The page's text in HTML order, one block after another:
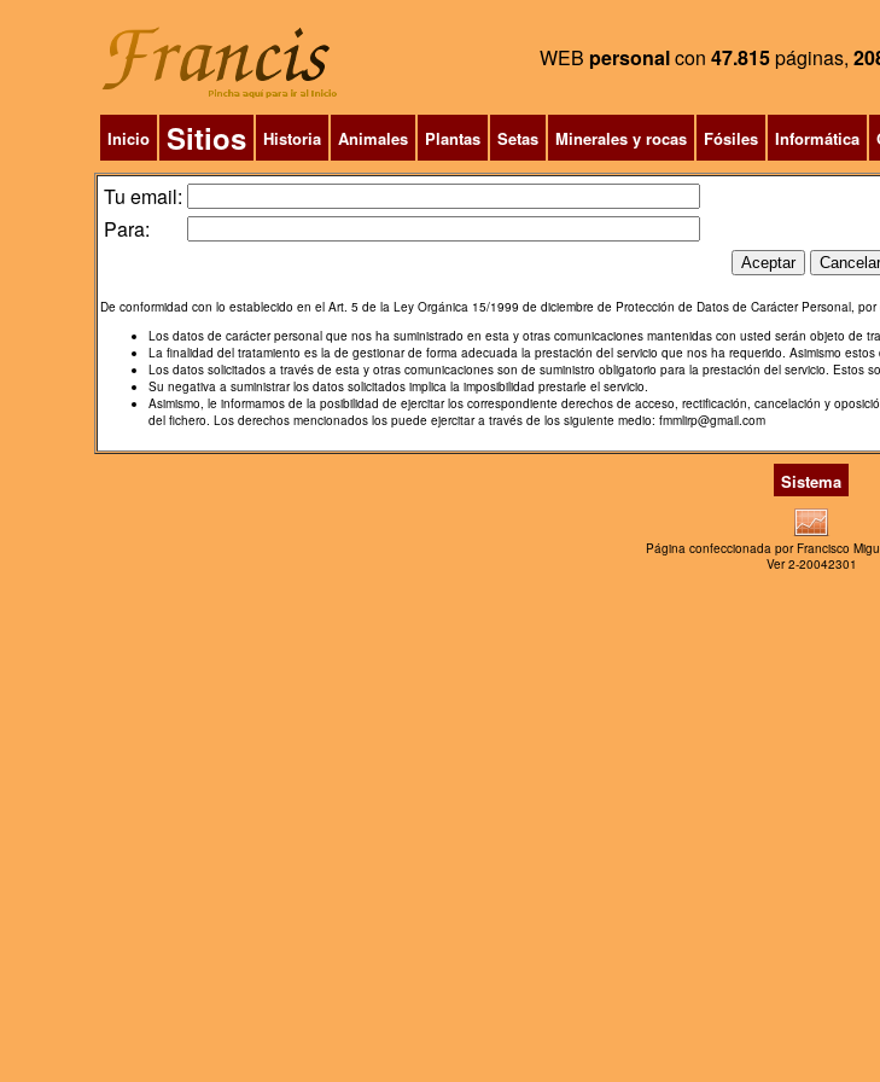
WEB personalcon 47.815páginas,
Inicio Sitios Historia Animales Plantas Setas Minerales y rocas Fósiles Informática
Tu email:
Para:
De conformidad con lo establecido en el Art. 5 de la Ley Orgánica 15/1999 de diciembre de Protección de Datos de Carácter Personal,
Los datos de carácter personal que nos ha suministrado en esta y otras comunicaciones mantenidas con usted serán objeto de
La finalidad del tratamiento es la de gestionar de forma adecuada la prestación del servicio que nos ha requerido. Asimismo
Los datos solicitados a través de esta y otras comunicaciones son de suministro obligatorio para la prestación del servicio. Estos
Su negativa a suministrar los datos solicitados implica la imposibilidad prestarle el servicio.
Asimismo, le informamos de la posibilidad de ejercitar los correspondiente derechos de acceso, rectificación, cancelación y
del fichero. Los derechos mencionados los puede ejercitar a través de los siguiente medio: fmmlirp@gmail.com
Sistema
Página confeccionada por Francisco
Ver 2-20042301